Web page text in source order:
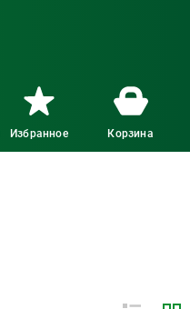
Избранное Корзина